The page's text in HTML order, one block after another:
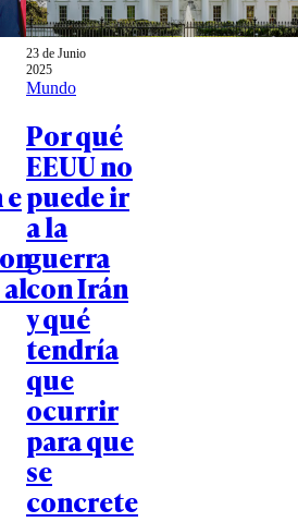
23 de Junio
2025
Mundo
Por qué
EEUU no
puede ir
a la
guerra
con Irán
y qué
tendría
que
ocurrir
para que
se
concrete